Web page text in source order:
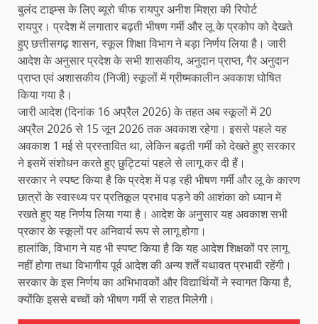
बुलंद टाइम्स के लिए ब्यूरो चीफ रायपुर अनीश मिश्रा की रिपोर्ट
रायपुर। प्रदेश में लगातार बढ़ती भीषण गर्मी और लू के प्रकोप को देखते
हुए छत्तीसगढ़ शासन, स्कूल शिक्षा विभाग ने बड़ा निर्णय लिया है। जारी
आदेश के अनुसार प्रदेश के सभी शासकीय, अनुदान प्राप्त, गैर अनुदान
प्राप्त एवं अशासकीय (निजी) स्कूलों में ग्रीष्मकालीन अवकाश घोषित
किया गया है।
जारी आदेश (दिनांक 16 अप्रैल 2026) के तहत अब स्कूलों में 20
अप्रैल 2026 से 15 जून 2026 तक अवकाश रहेगा। इससे पहले यह
अवकाश 1 मई से प्रस्तावित था, लेकिन बढ़ती गर्मी को देखते हुए सरकार
ने इसमें संशोधन करते हुए छुट्टियां पहले से लागू कर दी हैं।
सरकार ने स्पष्ट किया है कि प्रदेश में पड़ रही भीषण गर्मी और लू के कारण
छात्रों के स्वास्थ्य पर प्रतिकूल प्रभाव पड़ने की आशंका को ध्यान में
रखते हुए यह निर्णय लिया गया है। आदेश के अनुसार यह अवकाश सभी
प्रकार के स्कूलों पर अनिवार्य रूप से लागू होगा।
हालांकि, विभाग ने यह भी स्पष्ट किया है कि यह आदेश शिक्षकों पर लागू
नहीं होगा तथा विभागीय पूर्व आदेश की अन्य शर्तें यथावत प्रभावी रहेंगी।
सरकार के इस निर्णय का अभिभावकों और विद्यार्थियों ने स्वागत किया है,
क्योंकि इससे बच्चों को भीषण गर्मी से राहत मिलेगी।